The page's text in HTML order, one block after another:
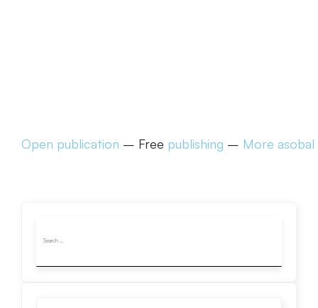
Open publication – Free publishing – More asobal